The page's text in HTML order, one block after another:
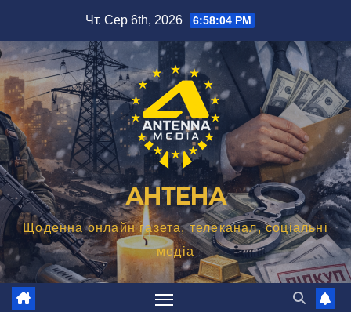
вмісту
Чт. Сер 6th, 2026 6:58:05 PM
АНТЕНА
Щоденна онлайн газета, телеканал, соціальні
медіа